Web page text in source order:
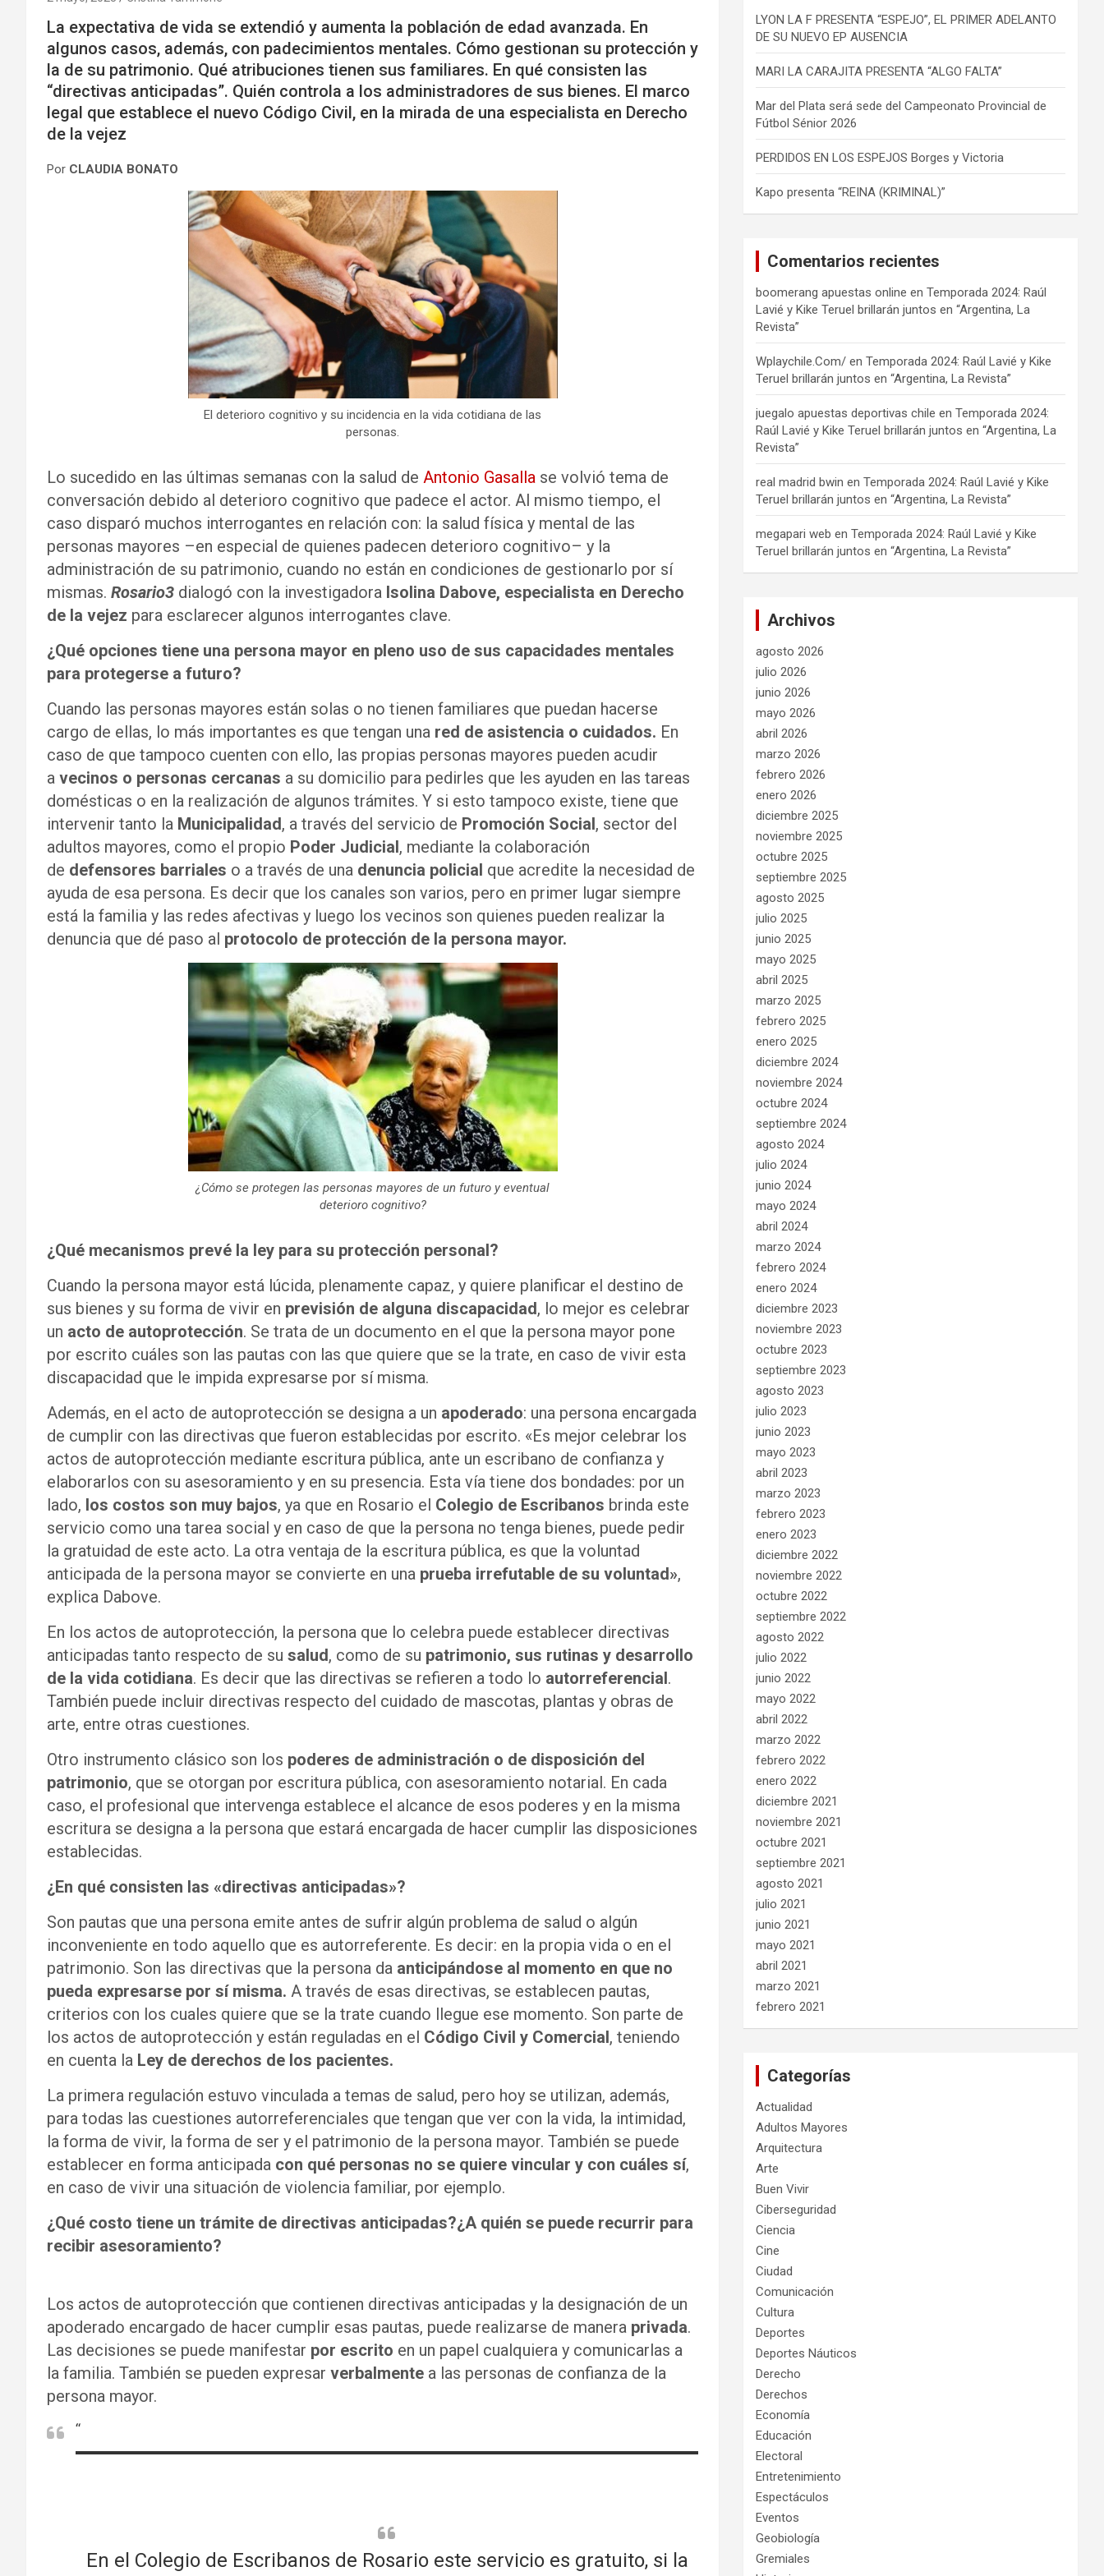
La expectativa de vida se extendió y aumenta la población de edad avanzada. En
algunos casos, además, con padecimientos mentales. Cómo gestionan su protección y
la de su patrimonio. Qué atribuciones tienen sus familiares. En qué consisten las
“directivas anticipadas”. Quién controla a los administradores de sus bienes. El marco
legal que establece el nuevo Código Civil, en la mirada de una especialista en Derecho
de la vejez
Por CLAUDIA BONATO
El deterioro cognitivo y su incidencia en la vida cotidiana de las
personas.
Lo sucedido en las últimas semanas con la salud de Antonio Gasalla se volvió tema de
conversación debido al deterioro cognitivo que padece el actor. Al mismo tiempo, el
caso disparó muchos interrogantes en relación con: la salud física y mental de las
personas mayores –en especial de quienes padecen deterioro cognitivo– y la
administración de su patrimonio, cuando no están en condiciones de gestionarlo por sí
mismas. Rosario3 dialogó con la investigadora Isolina Dabove, especialista en Derecho
de la vejez para esclarecer algunos interrogantes clave.
¿Qué opciones tiene una persona mayor en pleno uso de sus capacidades mentales
para protegerse a futuro?
Cuando las personas mayores están solas o no tienen familiares que puedan hacerse
cargo de ellas, lo más importantes es que tengan una red de asistencia o cuidados. En
caso de que tampoco cuenten con ello, las propias personas mayores pueden acudir
a vecinos o personas cercanas a su domicilio para pedirles que les ayuden en las tareas
domésticas o en la realización de algunos trámites. Y si esto tampoco existe, tiene que
intervenir tanto la Municipalidad, a través del servicio de Promoción Social, sector del
adultos mayores, como el propio Poder Judicial, mediante la colaboración
de defensores barriales o a través de una denuncia policial que acredite la necesidad de
ayuda de esa persona. Es decir que los canales son varios, pero en primer lugar siempre
está la familia y las redes afectivas y luego los vecinos son quienes pueden realizar la
denuncia que dé paso al protocolo de protección de la persona mayor.
¿Cómo se protegen las personas mayores de un futuro y eventual
deterioro cognitivo?
¿Qué mecanismos prevé la ley para su protección personal?
Cuando la persona mayor está lúcida, plenamente capaz, y quiere planificar el destino de
sus bienes y su forma de vivir en previsión de alguna discapacidad, lo mejor es celebrar
un acto de autoprotección. Se trata de un documento en el que la persona mayor pone
por escrito cuáles son las pautas con las que quiere que se la trate, en caso de vivir esta
discapacidad que le impida expresarse por sí misma.
Además, en el acto de autoprotección se designa a un apoderado: una persona encargada
de cumplir con las directivas que fueron establecidas por escrito. «Es mejor celebrar los
actos de autoprotección mediante escritura pública, ante un escribano de confianza y
elaborarlos con su asesoramiento y en su presencia. Esta vía tiene dos bondades: por un
lado, los costos son muy bajos, ya que en Rosario el Colegio de Escribanos brinda este
servicio como una tarea social y en caso de que la persona no tenga bienes, puede pedir
la gratuidad de este acto. La otra ventaja de la escritura pública, es que la voluntad
anticipada de la persona mayor se convierte en una prueba irrefutable de su voluntad»,
explica Dabove.
En los actos de autoprotección, la persona que lo celebra puede establecer directivas
anticipadas tanto respecto de su salud, como de su patrimonio, sus rutinas y desarrollo
de la vida cotidiana. Es decir que las directivas se refieren a todo lo autorreferencial.
También puede incluir directivas respecto del cuidado de mascotas, plantas y obras de
arte, entre otras cuestiones.
Otro instrumento clásico son los poderes de administración o de disposición del
patrimonio, que se otorgan por escritura pública, con asesoramiento notarial. En cada
caso, el profesional que intervenga establece el alcance de esos poderes y en la misma
escritura se designa a la persona que estará encargada de hacer cumplir las disposiciones
establecidas.
¿En qué consisten las «directivas anticipadas»?
Son pautas que una persona emite antes de sufrir algún problema de salud o algún
inconveniente en todo aquello que es autorreferente. Es decir: en la propia vida o en el
patrimonio. Son las directivas que la persona da anticipándose al momento en que no
pueda expresarse por sí misma. A través de esas directivas, se establecen pautas,
criterios con los cuales quiere que se la trate cuando llegue ese momento. Son parte de
los actos de autoprotección y están reguladas en el Código Civil y Comercial, teniendo
en cuenta la Ley de derechos de los pacientes.
La primera regulación estuvo vinculada a temas de salud, pero hoy se utilizan, además,
para todas las cuestiones autorreferenciales que tengan que ver con la vida, la intimidad,
la forma de vivir, la forma de ser y el patrimonio de la persona mayor. También se puede
establecer en forma anticipada con qué personas no se quiere vincular y con cuáles sí,
en caso de vivir una situación de violencia familiar, por ejemplo.
¿Qué costo tiene un trámite de directivas anticipadas?¿A quién se puede recurrir para
recibir asesoramiento?
Los actos de autoprotección que contienen directivas anticipadas y la designación de un
apoderado encargado de hacer cumplir esas pautas, puede realizarse de manera privada.
Las decisiones se puede manifestar por escrito en un papel cualquiera y comunicarlas a
la familia. También se pueden expresar verbalmente a las personas de confianza de la
persona mayor.
“
En el Colegio de Escribanos de Rosario este servicio es gratuito, si la
LYON LA F PRESENTA “ESPEJO”, EL PRIMER ADELANTO
DE SU NUEVO EP AUSENCIA
MARI LA CARAJITA PRESENTA “ALGO FALTA”
Mar del Plata será sede del Campeonato Provincial de
Fútbol Sénior 2026
PERDIDOS EN LOS ESPEJOS Borges y Victoria
Kapo presenta “REINA (KRIMINAL)”
Comentarios recientes
boomerang apuestas online enTemporada 2024: Raúl
Lavié y Kike Teruel brillarán juntos en “Argentina, La
Revista”
Wplaychile.Com/ enTemporada 2024: Raúl Lavié y Kike
Teruel brillarán juntos en “Argentina, La Revista”
juegalo apuestas deportivas chile enTemporada 2024:
Raúl Lavié y Kike Teruel brillarán juntos en “Argentina, La
Revista”
real madrid bwin enTemporada 2024: Raúl Lavié y Kike
Teruel brillarán juntos en “Argentina, La Revista”
megapari web enTemporada 2024: Raúl Lavié y Kike
Teruel brillarán juntos en “Argentina, La Revista”
Archivos
agosto 2026
julio 2026
junio 2026
mayo 2026
abril 2026
marzo 2026
febrero 2026
enero 2026
diciembre 2025
noviembre 2025
octubre 2025
septiembre 2025
agosto 2025
julio 2025
junio 2025
mayo 2025
abril 2025
marzo 2025
febrero 2025
enero 2025
diciembre 2024
noviembre 2024
octubre 2024
septiembre 2024
agosto 2024
julio 2024
junio 2024
mayo 2024
abril 2024
marzo 2024
febrero 2024
enero 2024
diciembre 2023
noviembre 2023
octubre 2023
septiembre 2023
agosto 2023
julio 2023
junio 2023
mayo 2023
abril 2023
marzo 2023
febrero 2023
enero 2023
diciembre 2022
noviembre 2022
octubre 2022
septiembre 2022
agosto 2022
julio 2022
junio 2022
mayo 2022
abril 2022
marzo 2022
febrero 2022
enero 2022
diciembre 2021
noviembre 2021
octubre 2021
septiembre 2021
agosto 2021
julio 2021
junio 2021
mayo 2021
abril 2021
marzo 2021
febrero 2021
Categorías
Actualidad
Adultos Mayores
Arquitectura
Arte
Buen Vivir
Ciberseguridad
Ciencia
Cine
Ciudad
Comunicación
Cultura
Deportes
Deportes Náuticos
Derecho
Derechos
Economía
Educación
Electoral
Entretenimiento
Espectáculos
Eventos
Geobiología
Gremiales